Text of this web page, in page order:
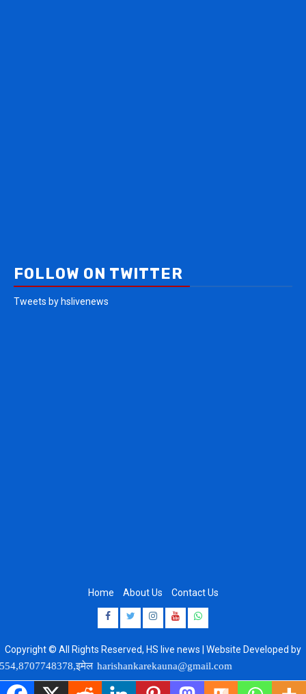
FOLLOW ON TWITTER
Tweets by hslivenews
Home About Us Contact Us
Facebook
Twitter
Instagram
Youtube
Whatsapp
Copyright © All Rights Reserved, HS live news | Website Developed by
8920664806
harishankarekauna@gmail.com